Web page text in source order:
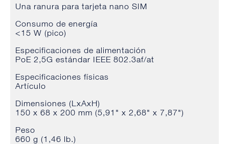
Una ranura para tarjeta nano SIM
Consumo de energía
<15 W (pico)
Especificaciones de alimentación
PoE 2,5G estándar IEEE 802.3af/at
Especificaciones físicas
Artículo
Dimensiones (LxAxH)
150 x 68 x 200 mm (5,91" x 2,68" x 7,87")
Peso
660 g (1,46 lb.)